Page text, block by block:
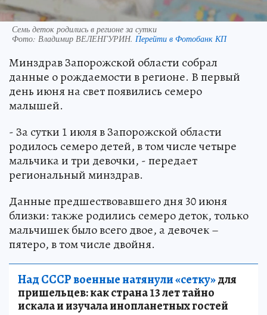
Семь деток родились в регионе за сутки
Фото: Владимир ВЕЛЕНГУРИН. Перейти в Фотобанк КП
Минздрав Запорожской области собрал
данные о рождаемости в регионе. В первый
день июня на свет появились семеро
малышей.
- За сутки 1 июля в Запорожской области
родилось семеро детей, в том числе четыре
мальчика и три девочки, - передает
региональный минздрав.
Данные предшествовавшего дня 30 июня
близки: также родились семеро деток, только
мальчишек было всего двое, а девочек –
пятеро, в том числе двойня.
Над СССР военные натянули «сетку»для
пришельцев: как страна 13 лет тайно
искала и изучала инопланетных гостей